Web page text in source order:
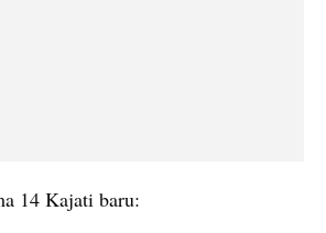
14 Kajati baru: